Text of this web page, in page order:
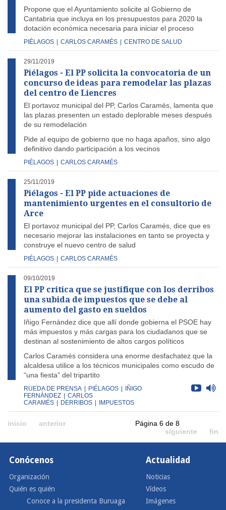
Propone que el Ayuntamiento solicite al Gobierno de
Cantabria que incluya en los presupuestos para 2020 la
dotación económica necesaria para iniciar el proceso
PIÉLAGOS CARLOS CARAMÉS CENTRO DE SALUD
29/11/2019
Piélagos - El PP solicita la convocatoria de un
concurso de ideas para remodelar las plazas
del centro de Liencres
El portavoz municipal del PP, Carlos Caramés, lamenta que
las plazas presenten un estado deplorable meses después
de su remodelación
Pide al equipo de gobierno que no haga apaños, sino algo
definitivo dando participación a los vecinos
PIÉLAGOS CARLOS CARAMÉS
25/11/2019
Piélagos - El PP pide actuaciones de
mantenimiento urgentes en el consultorio de
Arce
El portavoz municipal del PP, Carlos Caramés, dice que es
necesario mejorar las instalaciones en tanto se proyecta y
construye el nuevo centro de salud
PIÉLAGOS CARLOS CARAMÉS
09/10/2019
El PP critica que se justifique con los derribos
una subida de impuestos que se debe al
aumento del gasto en sueldos
Iñigo Fernández dice que allí donde gobierna el PSOE hay
más impuestos y más cargas para los ciudadanos que se
destinan al sostenimiento de altos cargos políticos
Carlos Caramés considera una enorme desfachatez que la
alcaldesa utilice a los técnicos municipales como escudo de
“una fiesta” del tripartito
RUEDA DE PRENSA PIÉLAGOS
IÑIGO
FERNÁNDEZ
CARLOS
CARAMÉS
DERRIBOS IMPUESTOS
inicio anterior
Página 6 de 8
siguiente
fin
Conócenos
Organización
Quién es quién
Conoce a la presidenta Buruaga
Actualidad
Noticias
Vídeos
Imágenes